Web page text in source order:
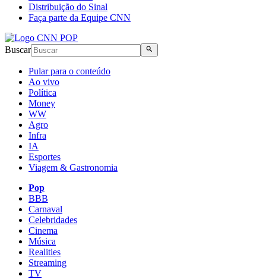
Distribuição do Sinal
Faça parte da Equipe CNN
Buscar
Pular para o conteúdo
Ao vivo
Política
Money
WW
Agro
Infra
IA
Esportes
Viagem & Gastronomia
Pop
BBB
Carnaval
Celebridades
Cinema
Música
Realities
Streaming
TV